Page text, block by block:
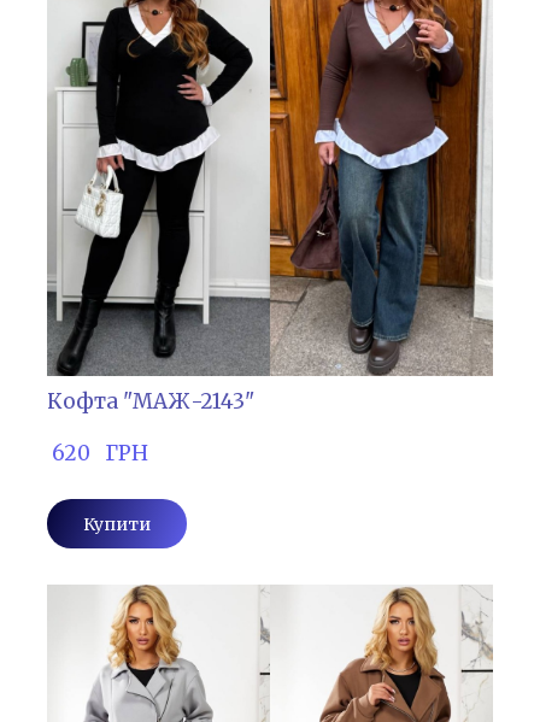
Кофта "МАЖ-2143"
620   ГРН
Купити